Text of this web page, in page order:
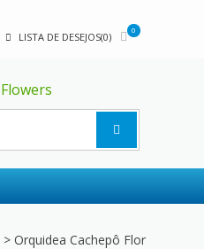
LISTA DE DESEJOS(0)
0
MAXX
> Orquidea Cachepô Flor